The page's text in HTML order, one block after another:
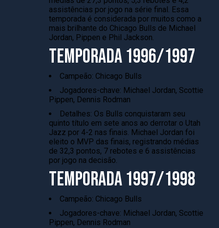
assistências por jogo na série final. Essa
temporada é considerada por muitos como a
mais brilhante do Chicago Bulls de Michael
Jordan, Pippen e Phil Jackson.
TEMPORADA 1996/1997
Campeão: Chicago Bulls
Jogadores-chave: Michael Jordan, Scottie
Pippen, Dennis Rodman
Detalhes: Os Bulls conquistaram seu
quinto título em sete anos ao derrotar o Utah
Jazz por 4-2 nas finais. Michael Jordan foi
eleito o MVP das finais, registrando médias
de 32,3 pontos, 7 rebotes e 6 assistências
por jogo na decisão.
TEMPORADA 1997/1998
Campeão: Chicago Bulls
Jogadores-chave: Michael Jordan, Scottie
Pippen, Dennis Rodman